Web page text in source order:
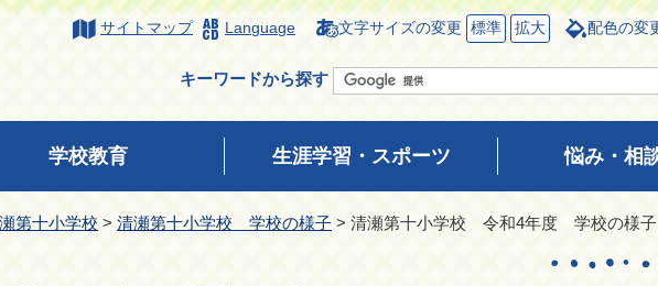
サイトマップ Language 文字サイズの変更 標準 拡大 配色の変
キーワードから探す
学校教育 生涯学習・スポーツ 悩み・相
第十小学校 > 清瀬第十小学校 学校の様子 > 清瀬第十小学校 令和4年度 学校の様子